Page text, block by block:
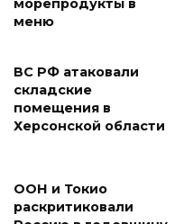
морепродукты в
меню
ВС РФ атаковали
складские
помещения в
Херсонской области
ООН и Токио
раскритиковали